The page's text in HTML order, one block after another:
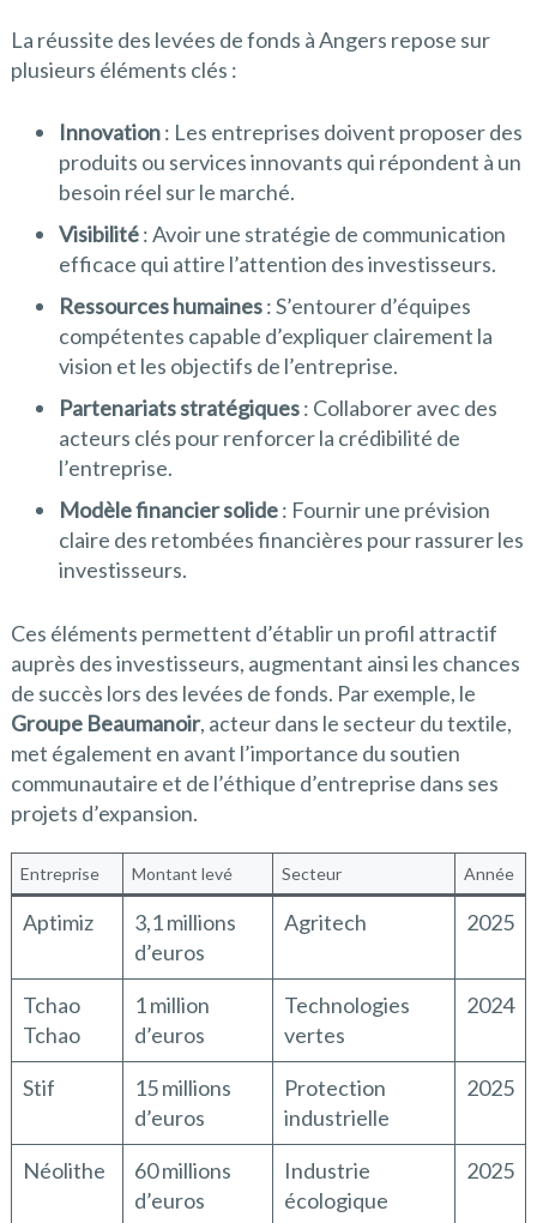
La réussite des levées de fonds à Angers repose sur
plusieurs éléments clés :
Innovation: Les entreprises doivent proposer des
produits ou services innovants qui répondent à un
besoin réel sur le marché.
Visibilité: Avoir une stratégie de communication
efficace qui attire l’attention des investisseurs.
Ressources humaines: S’entourer d’équipes
compétentes capable d’expliquer clairement la
vision et les objectifs de l’entreprise.
Partenariats stratégiques: Collaborer avec des
acteurs clés pour renforcer la crédibilité de
l’entreprise.
Modèle financier solide: Fournir une prévision
claire des retombées financières pour rassurer les
investisseurs.
Ces éléments permettent d’établir un profil attractif
auprès des investisseurs, augmentant ainsi les chances
de succès lors des levées de fonds. Par exemple, le
Groupe Beaumanoir, acteur dans le secteur du textile,
met également en avant l’importance du soutien
communautaire et de l’éthique d’entreprise dans ses
projets d’expansion.
Entreprise Montant levé Secteur Année
Aptimiz
3,1 millions
d’euros
Agritech 2025
Tchao
Tchao
1 million
d’euros
Technologies
vertes
2024
Stif
15 millions
d’euros
Protection
industrielle
2025
Néolithe
60 millions
d’euros
Industrie
écologique
2025